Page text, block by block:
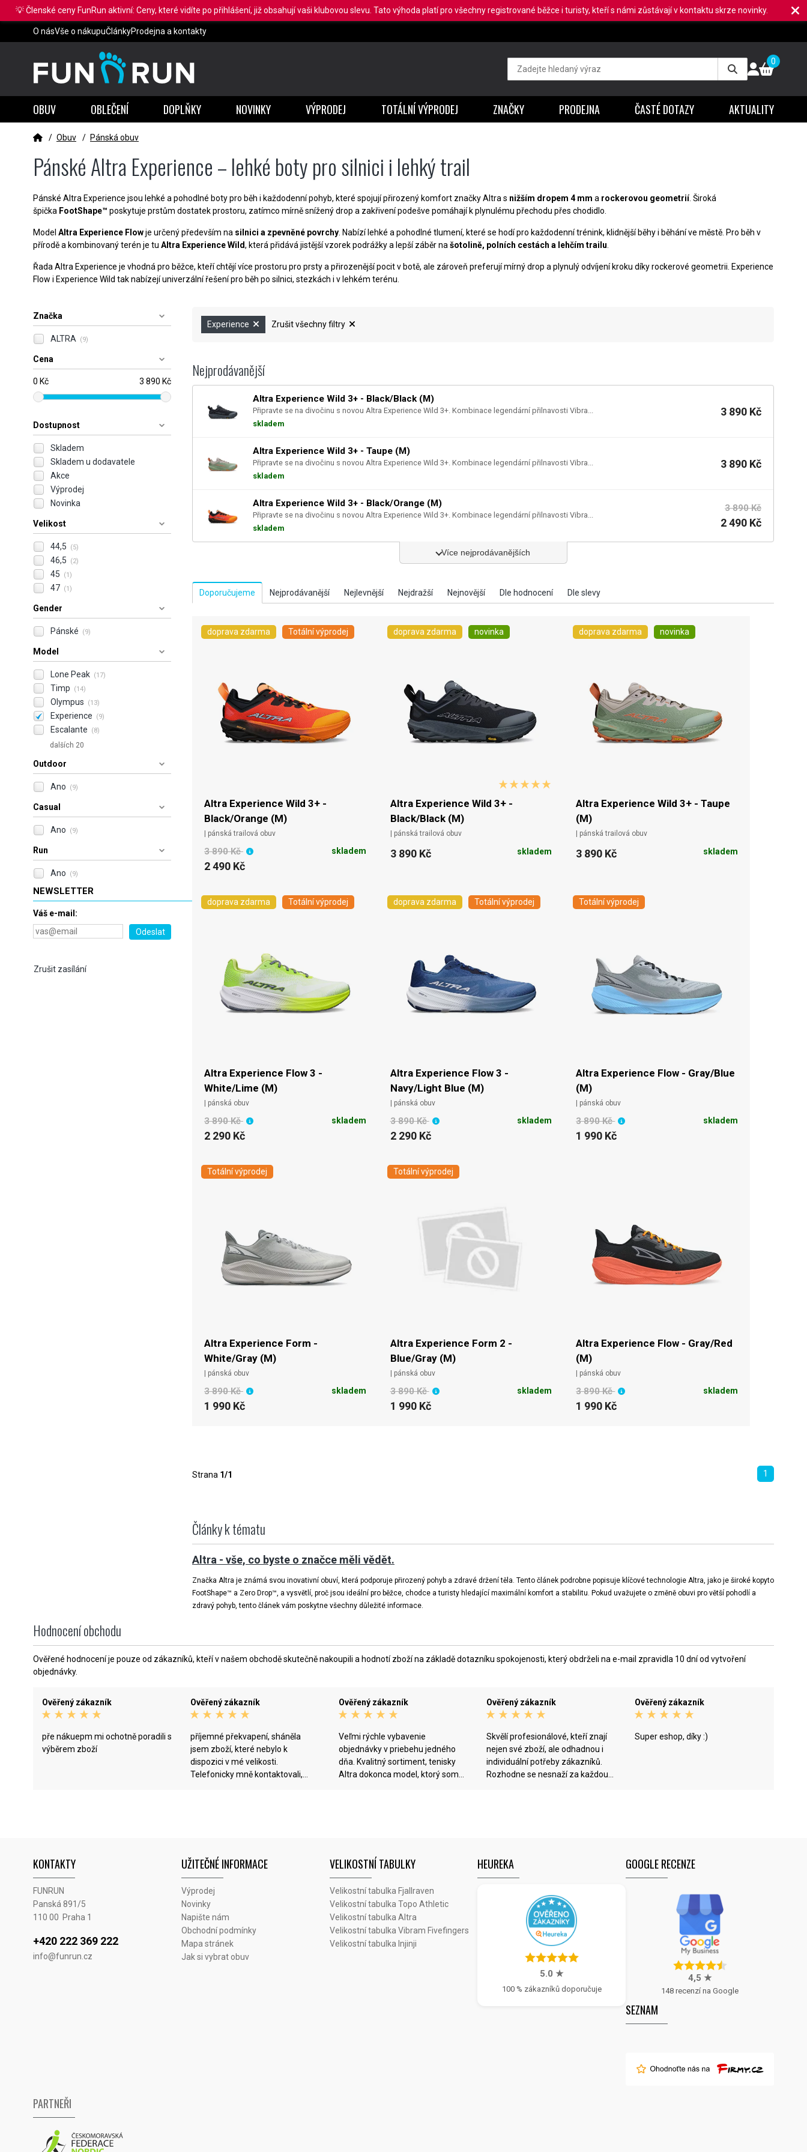
O násVše o nákupuČlánkyProdejna a kontakty
0
OBUV OBLEČENÍ DOPLŇKY NOVINKY VÝPRODEJ TOTÁLNÍ VÝPRODEJ ZNAČKY PRODEJNA ČASTÉ DOTAZY AKTUALITY
/ Obuv / Pánská obuv
Pánské Altra Experience – lehké boty pro silnici i lehký trail
Pánské Altra Experience jsou lehké a pohodlné boty pro běh i každodenní pohyb, které spojují přirozený komfort značky Altra s nižším dropem 4 mm a rockerovou geometrií. Široká
špička FootShape™ poskytuje prstům dostatek prostoru, zatímco mírně snížený drop a zakřivení podešve pomáhají k plynulému přechodu přes chodidlo.
Model Altra Experience Flowje určený především na silnici a zpevněné povrchy . Nabízí lehké a pohodlné tlumení, které se hodí pro každodenní trénink, klidnější běhy i běhání ve městě. Pro běh v
přírodě a kombinovaný terén je tu Altra Experience Wild, která přidává jistější vzorek podrážky a lepší záběr na šotolině, polních cestách a lehčím trailu
Řada Altra Experience je vhodná pro běžce, kteří chtějí více prostoru pro prsty a přirozenější pocit v botě, ale zároveň preferují mírný drop a plynulý odvíjení kroku díky rockerové geometrii. Experience
Flow i Experience Wild tak nabízejí univerzální řešení pro běh po silnici, stezkách i v lehkém terénu.
Značka
ALTRA (9)
Cena
0 Kč 3 890 Kč
Dostupnost
Skladem
Skladem u dodavatele
Akce
Výprodej
Novinka
Velikost
44,5 (5)
46,5 (2)
45 (1)
47 (1)
Gender
Pánské (9)
Model
Lone Peak (17)
Timp (14)
Olympus (13)
Experience (9)
Escalante (8)
dalších 20
Outdoor
Ano (9)
Casual
Ano (9)
Run
Ano (9)
NEWSLETTER
Váš e-mail:
Zrušit zasílání
Experience Zrušit všechny filtry
Nejprodávanější
Altra Experience Wild 3+ - Black/Black (M)
Připravte se na divočinu s novou Altra Experience Wild 3+. Kombinace legendární přilnavosti Vibra...
skladem
3 890 Kč
Altra Experience Wild 3+ - Taupe (M)
Připravte se na divočinu s novou Altra Experience Wild 3+. Kombinace legendární přilnavosti Vibra...
skladem
3 890 Kč
Altra Experience Wild 3+ - Black/Orange (M)
Připravte se na divočinu s novou Altra Experience Wild 3+. Kombinace legendární přilnavosti Vibra...
skladem
3 890 Kč
2 490 Kč
Více nejprodávanějších
doprava zdarma Totální výprodej
Altra Experience Wild 3+ -
Black/Orange (M)
| pánská trailová obuv
3 890 Kč
2 490 Kč
skladem
doprava zdarma novinka
Altra Experience Wild 3+ -
Black/Black (M)
| pánská trailová obuv
3 890 Kč skladem
doprava zdarma novinka
Altra Experience Wild 3+ - Taupe
(M)
| pánská trailová obuv
3 890 Kč skladem
doprava zdarma Totální výprodej
Altra Experience Flow 3 -
White/Lime (M)
| pánská obuv
3 890 Kč
2 290 Kč
skladem
doprava zdarma Totální výprodej
Altra Experience Flow 3 -
Navy/Light Blue (M)
| pánská obuv
3 890 Kč
2 290 Kč
skladem
Totální výprodej
Altra Experience Flow - Gray/Blue
(M)
| pánská obuv
3 890 Kč
1 990 Kč
skladem
Totální výprodej
Altra Experience Form -
White/Gray (M)
| pánská obuv
3 890 Kč
1 990 Kč
skladem
Totální výprodej
Altra Experience Form 2 -
Blue/Gray (M)
| pánská obuv
3 890 Kč
1 990 Kč
skladem
Altra Experience Flow - Gray/Red
(M)
| pánská obuv
3 890 Kč
1 990 Kč
skladem
Strana 1/1 1
Články k tématu
Altra - vše, co byste o značce měli vědět.
Značka Altra je známá svou inovativní obuví, která podporuje přirozený pohyb a zdravé držení těla. Tento článek podrobne popisuje klíčové technologie Altra, jako je široké kopyto
FootShape™ a Zero Drop™, a vysvětlí, proč jsou ideální pro běžce, chodce a turisty hledající maximální komfort a stabilitu. Pokud uvažujete o změně obuvi pro větší pohodlí a
zdravý pohyb, tento článek vám poskytne všechny důležité informace.
Hodnocení obchodu
Ověřené hodnocení je pouze od zákazníků, kteří v našem obchodě skutečně nakoupili a hodnotí zboží na základě dotazníku spokojenosti, který obdrželi na e-mail zpravidla 10 dní od vytvoření
objednávky.
Ověřený zákazník
pře nákuepm mi ochotně poradili s
výběrem zboží
Ověřený zákazník
příjemné překvapení, sháněla
jsem zboží, které nebylo k
dispozici v mé velikosti.
Telefonicky mně kontaktovali,
Ověřený zákazník
Veľmi rýchle vybavenie
objednávky v priebehu jedného
dňa. Kvalitný sortiment, tenisky
Altra dokonca model, ktorý som
Ověřený zákazník
Skvělí profesionálové, kteří znají
nejen své zboží, ale odhadnou i
individuální potřeby zákazníků.
Rozhodne se nesnaží za každou
Ověřený zákazník
Super eshop, díky :)
KONTAKTY
FUNRUN
Panská 891/5
110 00 Praha 1
+420 222 369 222
info@funrun.cz
UŽITEČNÉ INFORMACE
Výprodej
Novinky
Napište nám
Obchodní podmínky
Mapa stránek
Jak si vybrat obuv
VELIKOSTNÍ TABULKY
Velikostní tabulka Fjallraven
Velikostní tabulka Topo Athletic
Velikostní tabulka Altra
Velikostní tabulka Vibram Fivefingers
Velikostní tabulka Injinji
HEUREKA
5.0 ★
100 % zákazníků doporučuje
GOOGLE RECENZE
4,5 ★
148 recenzí na Google
SEZNAM
PARTNEŘI
💡 Členské ceny FunRun aktivní: Ceny, které vidíte po přihlášení, již obsahují vaši klubovou slevu. Tato výhoda platí pro všechny registrované běžce i turisty, kteří s námi zůstávají v kontaktu skrze novinky.